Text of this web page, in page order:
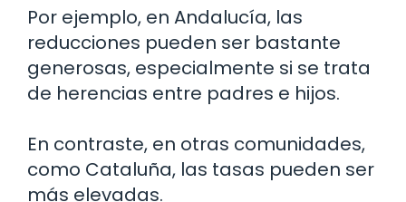
Por ejemplo, en Andalucía, las
reducciones pueden ser bastante
generosas, especialmente si se trata
de herencias entre padres e hijos.
En contraste, en otras comunidades,
como Cataluña, las tasas pueden ser
más elevadas.